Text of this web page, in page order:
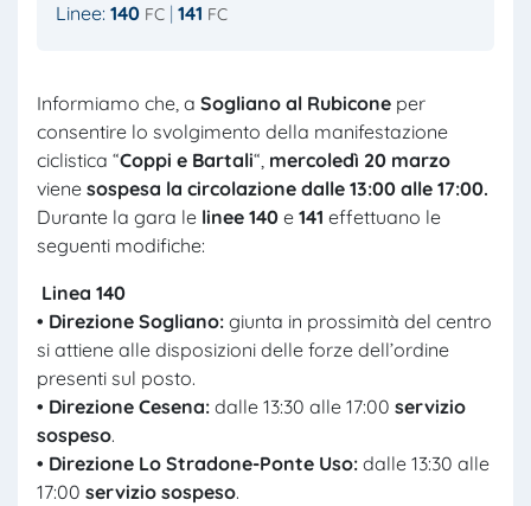
Linee: 140 FC 141 FC
Informiamo che, a Sogliano al Rubicone per
consentire lo svolgimento della manifestazione
ciclistica “Coppi e Bartali“, mercoledì 20 marzo
viene sospesa la circolazione dalle 13:00 alle 17:00.
Durante la gara le linee 140 e 141 effettuano le
seguenti modifiche:
Linea 140
• Direzione Sogliano: giunta in prossimità del centro
si attiene alle disposizioni delle forze dell’ordine
presenti sul posto.
• Direzione Cesena: dalle 13:30 alle 17:00 servizio
sospeso.
• Direzione Lo Stradone-Ponte Uso: dalle 13:30 alle
17:00 servizio sospeso.